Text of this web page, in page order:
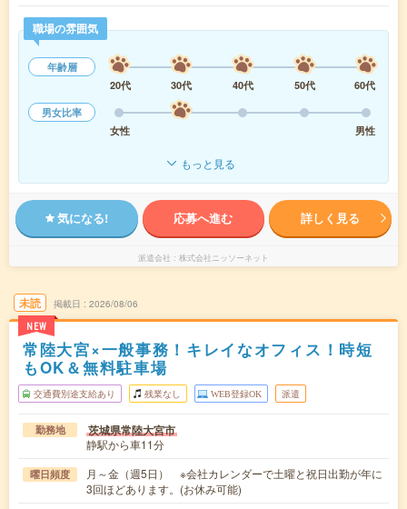
職場の雰囲気
年齢層
20代
30代 40代 50代
60代
男女比率
女性
男性
もっと見る
気になる! 応募へ進む 詳しく見る
派遣会社 株式会社ニッソーネット
未読
NEW
掲載日 2026/08/06
常陸大宮×一般事務！キレイなオフィス！時短
もOK＆無料駐車場
交通費別途支給あり 残業なし WEB登録OK 派遣
勤務地 茨城県常陸大宮市
静駅から車11分
曜日頻度
月～金（週5日） ※会社カレンダーで土曜と祝日出勤が年に
3回ほどあります。(お休み可能)